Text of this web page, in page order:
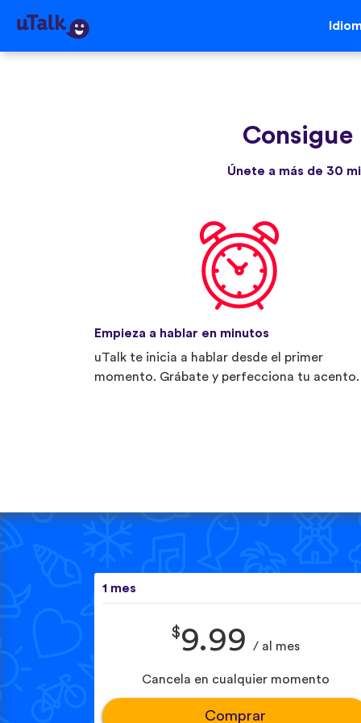
Consigue
Únete a más de 30
Empieza a hablar en minutos
uTalk te inicia a hablar desde el primer
momento. Grábate y perfecciona tu acento.
1 mes
$9.99 / al mes
Cancela en cualquier momento
Comprar